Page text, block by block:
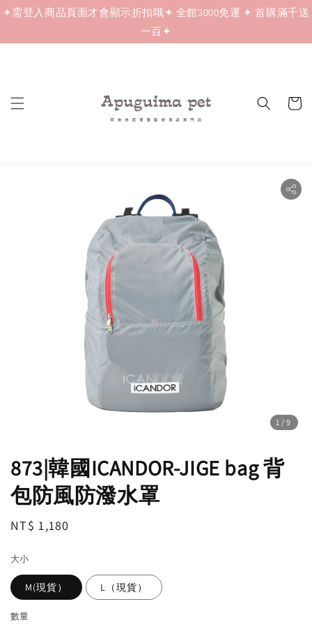
✦需登入商品頁面才會顯示折扣哦✦ 全館3000免運 ✦ 首購滿千送
一百✦
1 /9
873|韓國ICANDOR-JIGE bag 背
包防風防潑水罩
Regular
NT$ 1,180
大小
M(現貨） L（現貨）
數量